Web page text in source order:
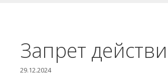
Запрет
29.12.2024